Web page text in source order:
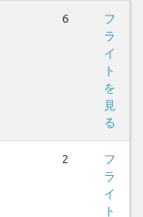
6
フ
ラ
イ
ト
を
見
る
2
フ
ラ
イ
ト